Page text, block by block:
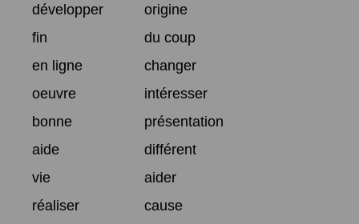
développer
origine
fin
du coup
en ligne
changer
oeuvre
intéresser
bonne
présentation
aide
différent
vie
aider
réaliser
cause